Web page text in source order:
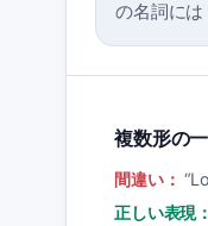
の名詞には
複数形の
間違い： “
正しい表現：